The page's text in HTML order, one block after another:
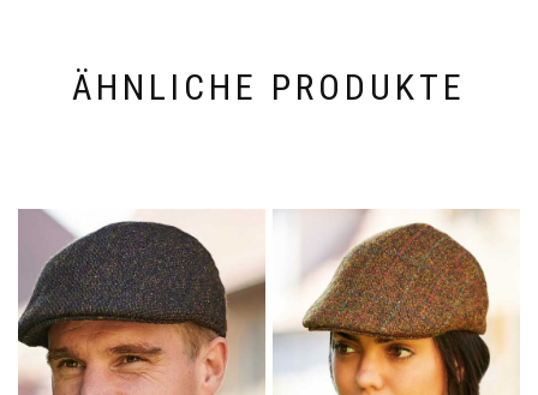
ÄHNLICHE PRODUKTE